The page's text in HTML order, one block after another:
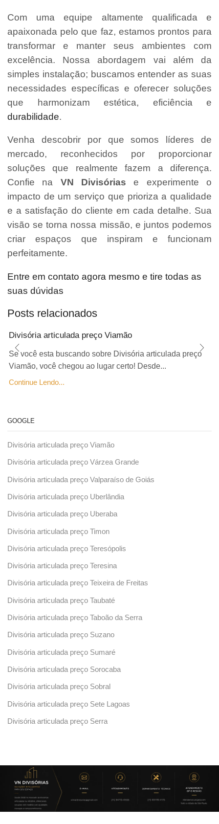
Com uma equipe altamente qualificada e
apaixonada pelo que faz, estamos prontos para
transformar e manter seus ambientes com
excelência. Nossa abordagem vai além da
simples instalação; buscamos entender as suas
necessidades específicas e oferecer soluções
que harmonizam estética, eficiência e
durabilidade.
Venha descobrir por que somos líderes de
mercado, reconhecidos por proporcionar
soluções que realmente fazem a diferença.
Confie na VN Divisórias e experimente o
impacto de um serviço que prioriza a qualidade
e a satisfação do cliente em cada detalhe. Sua
visão se torna nossa missão, e juntos podemos
criar espaços que inspiram e funcionam
perfeitamente.
Entre em contato agora mesmo e tire todas as
suas dúvidas
Posts relacionados
Divisória articulada preço Viamão
Se você esta buscando sobre Divisória articulada preço
Viamão, você chegou ao lugar certo! Desde...
Continue Lendo...
GOOGLE
Divisória articulada preço Viamão
Divisória articulada preço Várzea Grande
Divisória articulada preço Valparaíso de Goiás
Divisória articulada preço Uberlândia
Divisória articulada preço Uberaba
Divisória articulada preço Timon
Divisória articulada preço Teresópolis
Divisória articulada preço Teresina
Divisória articulada preço Teixeira de Freitas
Divisória articulada preço Taubaté
Divisória articulada preço Taboão da Serra
Divisória articulada preço Suzano
Divisória articulada preço Sumaré
Divisória articulada preço Sorocaba
Divisória articulada preço Sobral
Divisória articulada preço Sete Lagoas
Divisória articulada preço Serra